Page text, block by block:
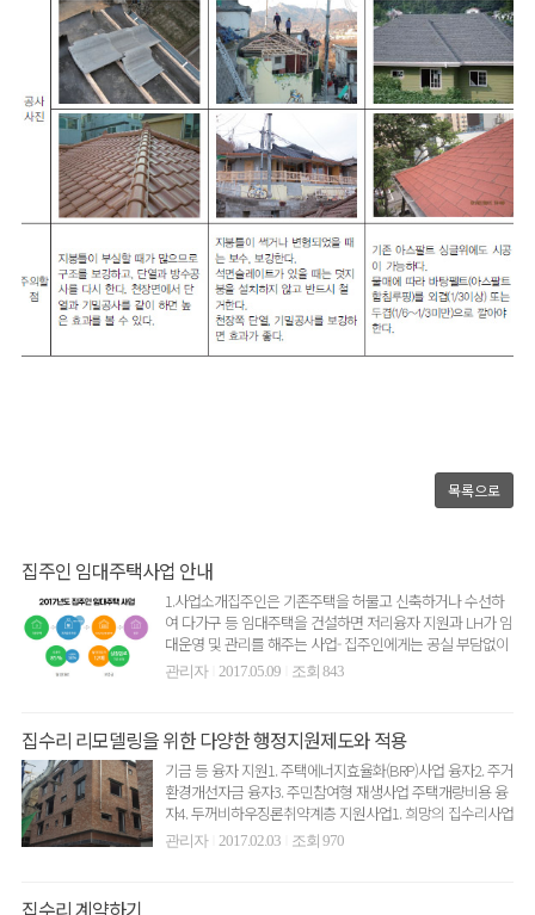
목록으로
집주인 임대주택사업 안내
1.사업소개집주인은 기존주택을 허물고 신축하거나 수선하
여 다가구 등 임대주택을 건설하면 저리융자 지원과 LH가 임
대운영 및 관리를 해주는 사업- 집주인에게는 공실 부담없이
확정 수..
관리자 2017.05.09 조회 843
집수리 리모델링을 위한 다양한 행정지원제도와 적용
기금 등 융자 지원1. 주택에너지효율화(BRP)사업 융자2. 주거
환경개선자금 융자3. 주민참여형 재생사업 주택개량비용 융
자4. 두꺼비하우징론취약계층 지원사업1. 희망의 집수리사업
•..
관리자 2017.02.03 조회 970
집수리 계약하기